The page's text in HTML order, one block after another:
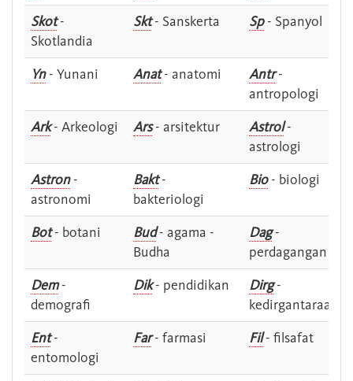
Skot-
Skotlandia
Skt- Sanskerta Sp- Spanyol
Yn- Yunani Anat- anatomi Antr-
antropologi
Ark- Arkeologi Ars- arsitektur Astrol-
astrologi
Astron-
astronomi
Bakt-
bakteriologi
Bio- biologi
Bot- botani Bud- agama -
Budha
Dag-
perdagangan
Dem-
demografi
Dik- pendidikan Dirg-
kedirgantaraan
Ent-
entomologi
Far- farmasi Fil- filsafat